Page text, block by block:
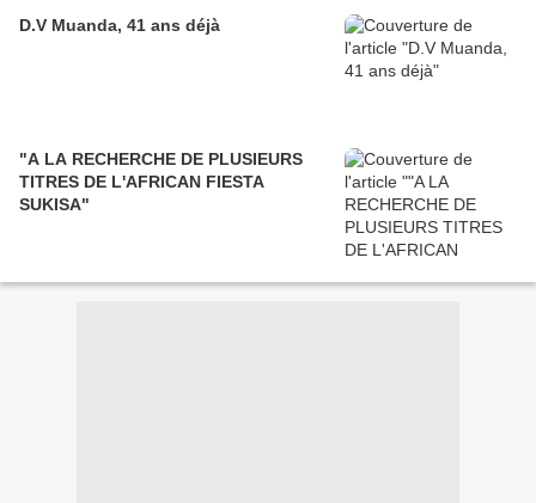
D.V Muanda, 41 ans déjà
"A LA RECHERCHE DE PLUSIEURS
TITRES DE L'AFRICAN FIESTA
SUKISA"